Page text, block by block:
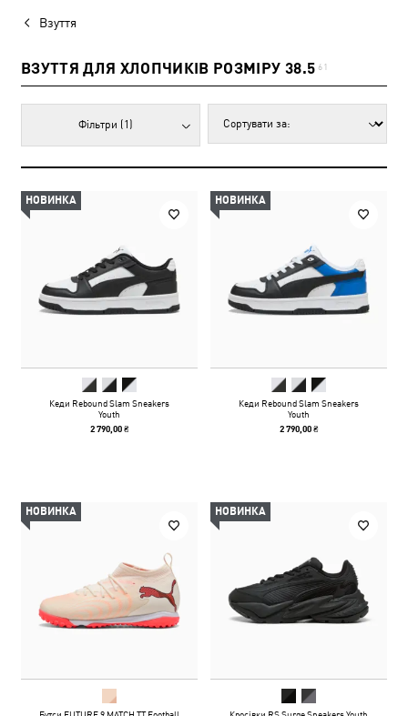
Взуття
ВЗУТТЯ ДЛЯ ХЛОПЧИКІВ РОЗМІРУ 38.5 61
Фільтри (1)
НОВИНКА
Кеди Rebound Slam Sneakers
Youth
2 790,00 ₴
НОВИНКА
Кеди Rebound Slam Sneakers
Youth
2 790,00 ₴
НОВИНКА НОВИНКА